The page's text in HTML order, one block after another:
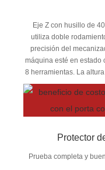
Eje Z con husillo de
utiliza doble
precisión del
máquina esté en estado
8 herramientas. La
Protector
Prueba completa y